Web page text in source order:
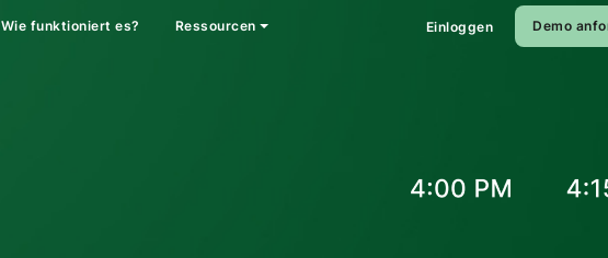
Wie funktioniert es? Ressourcen Einloggen Demo